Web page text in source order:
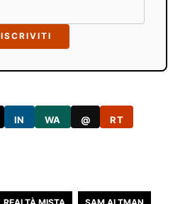
ISCRIVITI
IN WA @ RT